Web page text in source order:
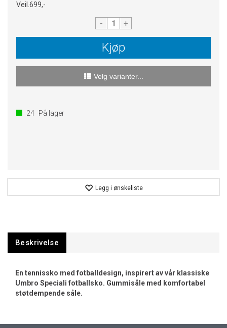
Veil. 699,-
- +
Kjøp
Velg varianter...
24 På lager
Legg i ønskeliste
Beskrivelse
En tennissko med fotballdesign, inspirert av vår klassiske
Umbro Speciali fotballsko. Gummisåle med komfortabel
støtdempende såle.